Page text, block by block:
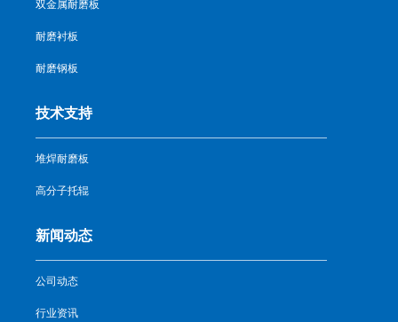
双金属耐磨板
耐磨衬板
耐磨钢板
技术支持
堆焊耐磨板
高分子托辊
新闻动态
公司动态
行业资讯